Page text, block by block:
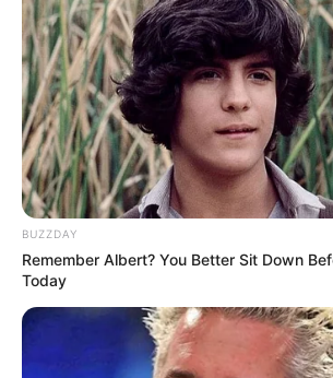
BUZZDAY
Remember Albert? You Better Sit Down
Today